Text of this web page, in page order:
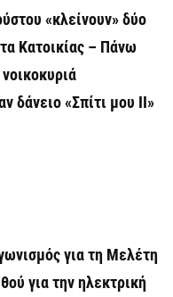
«κλείνουν» δύο
Κατοικίας – Πάνω
δάνειο «Σπίτι μου ΙΙ»
για τη Μελέτη
για την ηλεκτρική